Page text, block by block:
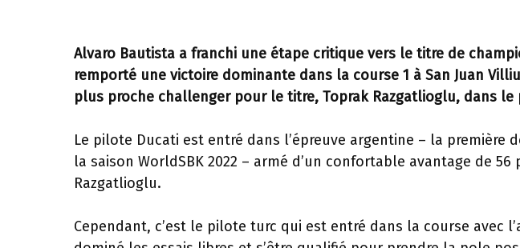
Alvaro Bautista a franchi une étape critique vers le titre de
remporté une victoire dominante dans la course 1 à San Juan
plus proche challenger pour le titre, Toprak Razgatlioglu, dans le
Le pilote Ducati est entré dans l’épreuve argentine – la première
la saison WorldSBK 2022 – armé d’un confortable avantage de
Razgatlioglu.
Cependant, c’est le pilote turc qui est entré dans la course avec